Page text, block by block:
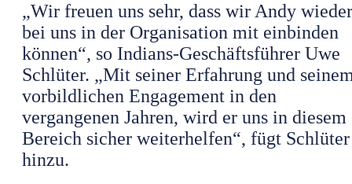
„Wir freuen uns sehr, dass wir Andy wieder
bei uns in der Organisation mit einbinden
können“, so Indians-Geschäftsführer Uwe
Schlüter. „Mit seiner Erfahrung und
vorbildlichen Engagement in den
vergangenen Jahren, wird er uns in diesem
Bereich sicher weiterhelfen“, fügt Schlüter
hinzu.